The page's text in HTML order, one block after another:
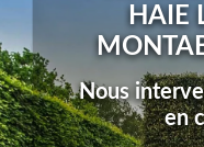
HAIE
Nous
en